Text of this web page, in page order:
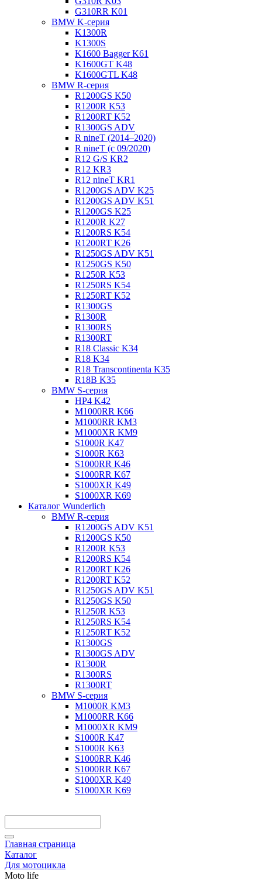
G310RR K01
BMW K-серия
K1300R
K1300S
K1600 Bagger K61
K1600GT K48
K1600GTL K48
BMW R-серия
R1200GS K50
R1200R K53
R1200RT K52
R1300GS ADV
R nineT (2014–2020)
R nineT (с 09/2020)
R12 G/S KR2
R12 KR3
R12 nineT KR1
R1200GS ADV K25
R1200GS ADV K51
R1200GS K25
R1200R K27
R1200RS K54
R1200RT K26
R1250GS ADV K51
R1250GS K50
R1250R K53
R1250RS K54
R1250RT K52
R1300GS
R1300R
R1300RS
R1300RT
R18 Classic K34
R18 K34
R18 Transcontinenta K35
R18B K35
BMW S-серия
HP4 K42
M1000RR K66
M1000RR KM3
M1000XR KM9
S1000R K47
S1000R K63
S1000RR K46
S1000RR K67
S1000XR K49
S1000XR K69
Каталог Wunderlich
BMW R-серия
R1200GS ADV K51
R1200GS K50
R1200R K53
R1200RS K54
R1200RT K26
R1200RT K52
R1250GS ADV K51
R1250GS K50
R1250R K53
R1250RS K54
R1250RT K52
R1300GS
R1300GS ADV
R1300R
R1300RS
R1300RT
BMW S-серия
M1000R KM3
M1000RR K66
M1000XR KM9
S1000R K47
S1000R K63
S1000RR K46
S1000RR K67
S1000XR K49
S1000XR K69
Главная страница
Каталог
Для мотоцикла
Moto life